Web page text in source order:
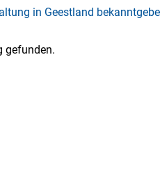
in Geestland
gefunden.